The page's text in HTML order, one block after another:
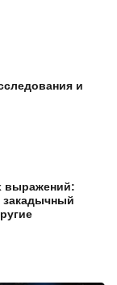
и
выражений:
закадычный